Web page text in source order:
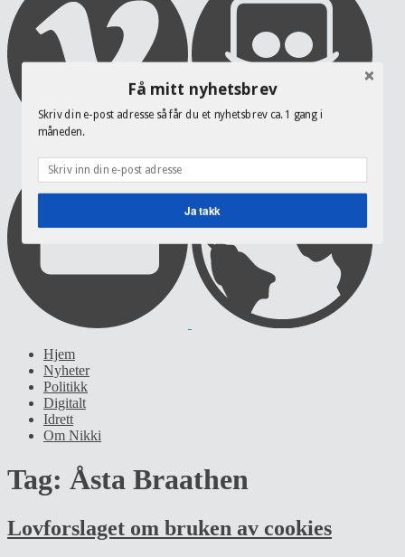
Hjem
Nyheter
Politikk
Digitalt
Idrett
Om Nikki
Tag: Åsta Braathen
Lovforslaget om bruken av cookies
Få mitt nyhetsbrev
Skriv din e-post adresse så får du et nyhetsbrev ca. 1 gang i
måneden.
Ja takk
POWERED BY